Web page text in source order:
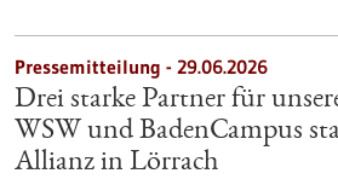
Pressemitteilung - 29.06.2026
Drei starke Partner für
WSW und BadenCampus
Allianz in Lörrach